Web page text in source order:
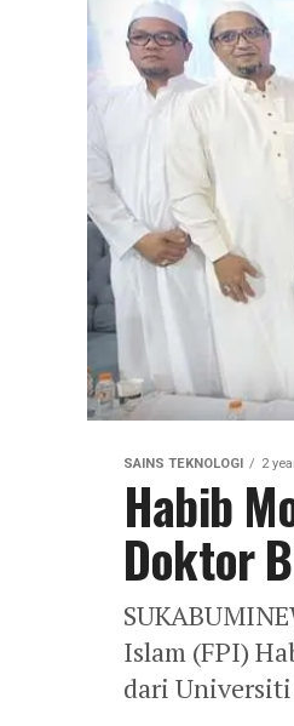
SAINS TEKNOLOGI 2
Habib
Doktor
Islam (FPI)
dari